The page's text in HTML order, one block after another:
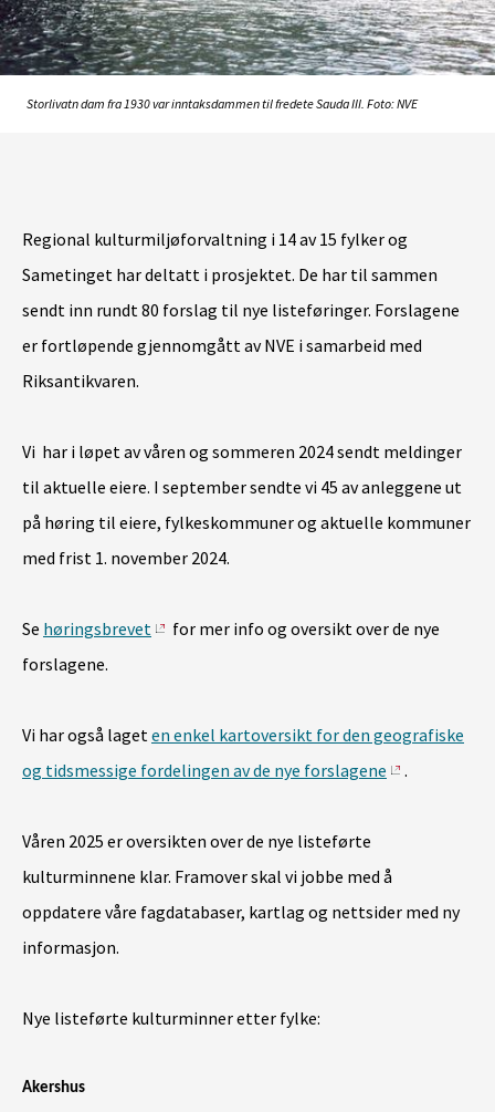
Storlivatn dam fra 1930 var inntaksdammen til fredete Sauda III. Foto: NVE
Regional kulturmiljøforvaltning i 14 av 15 fylker og
Sametinget har deltatt i prosjektet. De har til sammen
sendt inn rundt 80 forslag til nye listeføringer. Forslagene
er fortløpende gjennomgått av NVE i samarbeid med
Riksantikvaren.
Vi har i løpet av våren og sommeren 2024 sendt meldinger
til aktuelle eiere. I september sendte vi 45 av anleggene ut
på høring til eiere, fylkeskommuner og aktuelle kommuner
med frist 1. november 2024.
Se høringsbrevet
for mer info og oversikt over de nye
forslagene.
Vi har også lageten enkel kartoversikt for den geografiske
og tidsmessige fordelingen av de nye forslagene
.
Våren 2025 er oversikten over de nye listeførte
kulturminnene klar. Framover skal vi jobbe med å
oppdatere våre fagdatabaser, kartlag og nettsider med ny
informasjon.
Nye listeførte kulturminner etter fylke:
Akershus